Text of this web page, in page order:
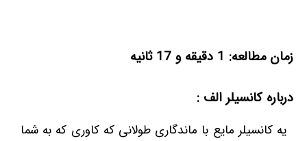
زمان مطالعه: 1 دقیقه و 17 ثانیه
درباره کانسیلر الف :
یه کانسیلر مایع با ماندگاری طولانی که کاوری که به شما